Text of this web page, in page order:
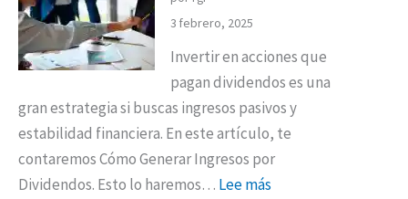
3 febrero, 2025
Invertir en acciones que
pagan dividendos es una
gran estrategia si buscas ingresos pasivos y
estabilidad financiera. En este artículo, te
contaremos Cómo Generar Ingresos por
Dividendos. Esto lo haremos… Lee más